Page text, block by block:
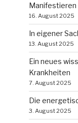
Manifestieren
16. August 2025
In eigener
13. August 2025
Ein neues
Krankheiten
7. August 2025
Die
3. August 2025